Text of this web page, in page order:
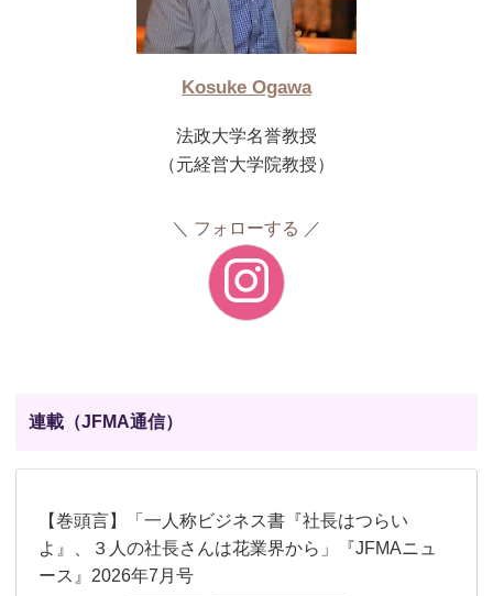
Kosuke Ogawa
法政大学名誉教授
（元経営大学院教授）
フォローする
連載（JFMA通信）
【巻頭言】「一人称ビジネス書『社長はつらい
よ』、３人の社長さんは花業界から」『JFMAニュ
ース』2026年7月号